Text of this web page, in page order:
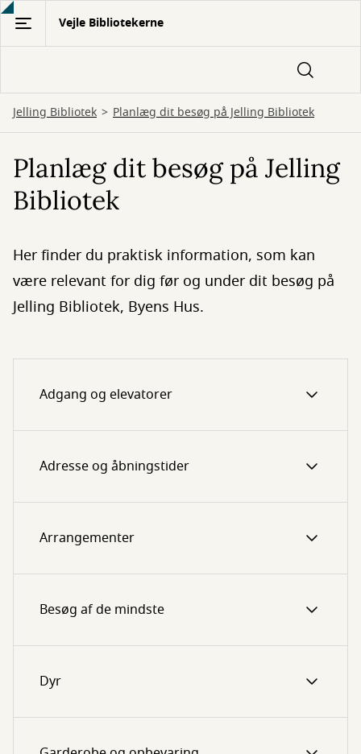
Gå
hovedindhold
Vejle Bibliotekerne
Jelling Bibliotek Planlæg dit besøg på Jelling Bibliotek
Planlæg dit besøg på Jelling
Bibliotek
Her finder du praktisk information, som kan
være relevant for dig før og under dit besøg på
Jelling Bibliotek, Byens Hus.
Adgang og elevatorer
Adresse og åbningstider
Arrangementer
Besøg af de mindste
Dyr